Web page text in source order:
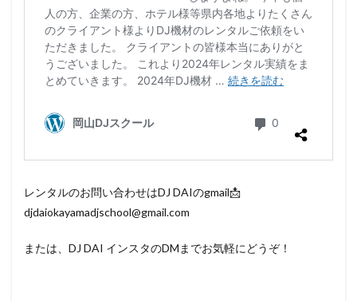
レンタルのお問い合わせはDJ DAIのgmail📩
djdaiokayamadjschool@gmail.com
または、DJ DAI インスタのDMまでお気軽にどうぞ！